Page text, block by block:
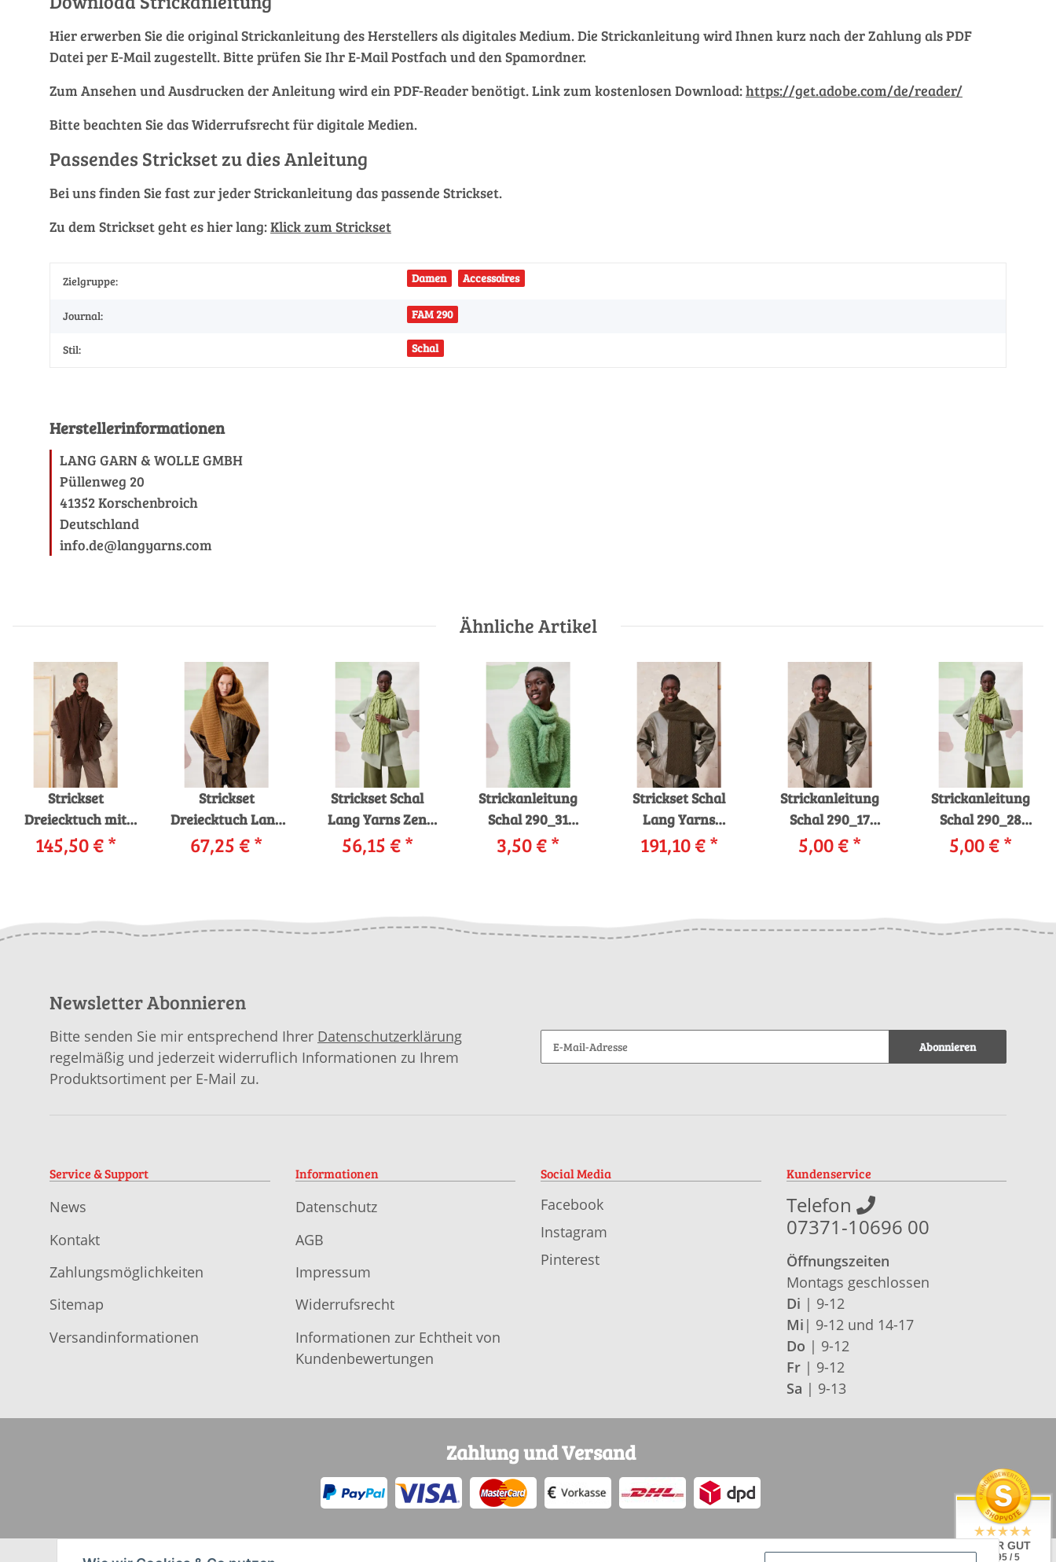
Hier erwerben Sie die original Strickanleitung des Herstellers als digitales Medium. Die Strickanleitung wird Ihnen kurz nach der Zahlung als PDF
Datei per E-Mail zugestellt. Bitte prüfen Sie Ihr E-Mail Postfach und den Spamordner.
Zum Ansehen und Ausdrucken der Anleitung wird ein PDF-Reader benötigt. Link zum kostenlosen Download:https://get.adobe.com/de/reader/
Bitte beachten Sie das Widerrufsrecht für digitale Medien.
Passendes Strickset zu dies Anleitung
Bei uns finden Sie fast zur jeder Strickanleitung das passende Strickset.
Zu dem Strickset geht es hier lang:Klick zum Strickset
Zielgruppe: Damen Accessoires
Journal: FAM 290
Stil: Schal
Herstellerinformationen
LANG GARN & WOLLE GMBH
Püllenweg 20
41352 Korschenbroich
Deutschland
info.de@langyarns.com
Ähnliche Artikel
Strickset
Dreiecktuch mit
Fransen Lang
Yarns Baby Lama
garnwelt-Box
145,50 €*
Strickset
Dreiecktuch Lang
Yarns Mohair Luxe
Amidala mit
67,25 €*
Strickset Schal
Lang Yarns Zen
Eadie mit
Anleitung in
56,15 €*
Strickanleitung
Schal 290_31
LANGYARNS Fluffy
Febe als download
3,50 €*
Strickset Schal
Lang Yarns
Cashmere Light
Quinara mit
191,10 €*
Strickanleitung
Schal 290_17
LANGYARNS
Cashmere Light
5,00 €*
Strickanleitung
Schal 290_28
LANGYARNS Zen
Eadie als download
5,00 €*
Newsletter Abonnieren
Bitte senden Sie mir entsprechend Ihrer Datenschutzerklärung
regelmäßig und jederzeit widerruflich Informationen zu Ihrem
Produktsortiment per E-Mail zu.
Abonnieren
Service & Support
News
Kontakt
Zahlungsmöglichkeiten
Sitemap
Versandinformationen
Informationen
Datenschutz
AGB
Impressum
Widerrufsrecht
Informationen zur Echtheit von
Kundenbewertungen
Social Media
Facebook
Instagram
Pinterest
Kundenservice
Telefon
07371-10696 00
Öffnungszeiten
Montags geschlossen
Di | 9-12
Mi | 9-12 und 14-17
Do | 9-12
Fr| 9-12
Sa | 9-13
Zahlung und Versand
SEHR GUT
4.95 / 5